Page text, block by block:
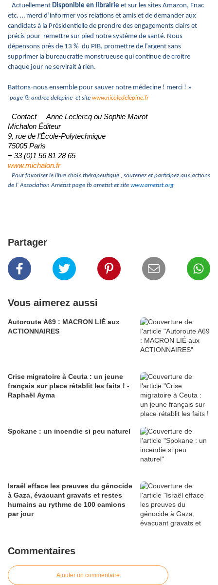
Actuellement Disponible en librairie et sur les sites Amazon, Fnac
etc. … merci d’informer vos relations et amis et de demander aux
candidats à la Présidentielle de prendre des engagements clairs et
précis pour remettre sur pied notre système de santé. Nous
dépensons près de 13 % du PIB, promettre de l’argent sans
supprimer la bureaucratie monstrueuse qui continue de croitre
chaque jour ne servirait à rien.
Battons-nous ensemble pour sauver notre médecine ! merci ! »
page fb andree delepine et site www.nicoledelepine.fr
Contact Anne Leclercq ou Sophie Mairot
Michalon Éditeur
9, rue de l'École-Polytechnique
75005 Paris
+ 33 (0)1 56 81 28 65
www.michalon.fr
Pour favoriser le libre choix thérapeutique , soutenez et participez aux actions
de l' Association Amétist page fb ametist et site www.ametist.org
Partager
Vous aimerez aussi
Autoroute A69 : MACRON LIÉ aux
ACTIONNAIRES
Crise migratoire à Ceuta : un jeune
français sur place rétablit les faits ! -
Raphaël Ayma
Spokane : un incendie si peu naturel
Israël efface les preuves du génocide
à Gaza, évacuant gravats et restes
humains au rythme de 100 camions
par jour
Commentaires
Ajouter un commentaire